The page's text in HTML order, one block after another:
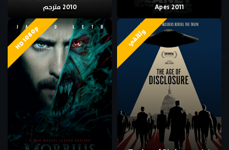
Apes 2011
2010 مترجم
وثائقي HD 1080p